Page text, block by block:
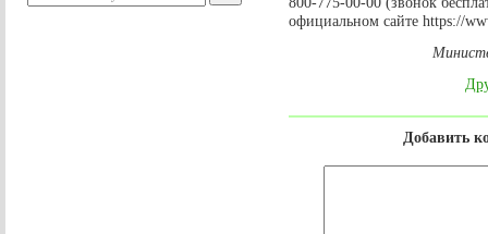
официальном сайте https://
Добавить